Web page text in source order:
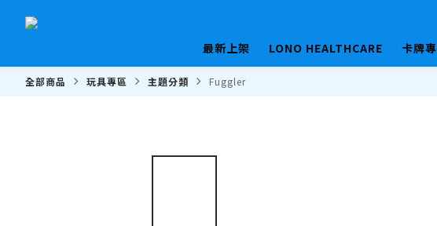
最新上架
LONO HEALTHCARE 卡牌
全部商品 玩具專區 主題分類 Fuggler